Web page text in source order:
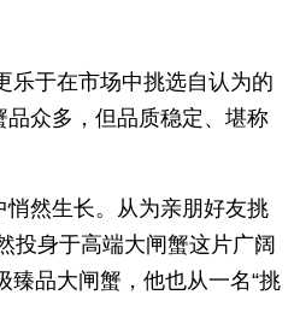
乐于在市场中挑选自认为的
品众多，但品质稳定、堪称
悄然生长。从为亲朋好友挑
投身于高端大闸蟹这片广阔
臻品大闸蟹，他也从一名“挑